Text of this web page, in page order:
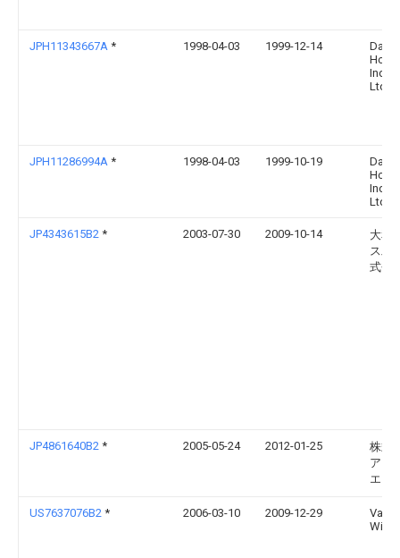
JPH11343667A * 1998-04-03 1999-12-14
Ind
Ltd
JPH11286994A * 1998-04-03 1999-10-19
Ind
Ltd
JP4343615B2 * 2003-07-30 2009-10-14
大和
ス工
式会
JP4861640B2 * 2005-05-24 2012-01-25
株式
アー
エイ
US7637076B2 * 2006-03-10 2009-12-29